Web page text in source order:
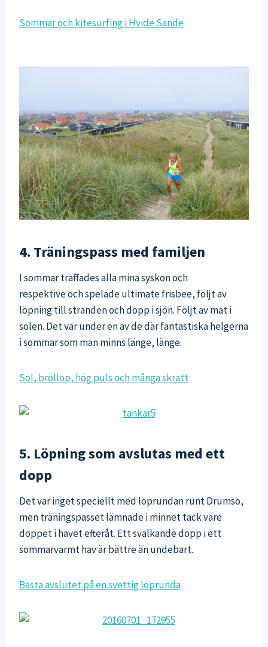
Sommar och kitesurfing i Hvide Sande
4. Träningspass med familjen
I sommar träffades alla mina syskon och
respektive och spelade ultimate frisbee, följt av
löpning till stranden och dopp i sjön. Följt av mat i
solen. Det var under en av de där fantastiska helgerna
i sommar som man minns länge, länge.
Sol, bröllop, hög puls och många skratt
5. Löpning som avslutas med ett
dopp
Det var inget speciellt med löprundan runt Drumsö,
men träningspasset lämnade i minnet tack vare
doppet i havet efteråt. Ett svalkande dopp i ett
sommarvarmt hav är bättre än undebart.
Bästa avslutet på en svettig löprunda